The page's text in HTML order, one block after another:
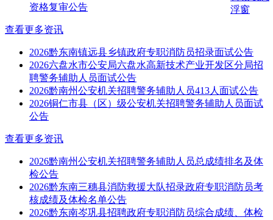
资格复审公告
查看更多资讯
2026黔东南镇远县乡镇政府专职消防员招录面试公告
2026六盘水市公安局六盘水高新技术产业开发区分局招
聘警务辅助人员面试公告
2026黔南州公安机关招聘警务辅助人员413人面试公告
2026铜仁市县（区）级公安机关招聘警务辅助人员面试
公告
查看更多资讯
2026黔南州公安机关招聘警务辅助人员总成绩排名及体
检公告
2026黔东南三穗县消防救援大队招录政府专职消防员考
核成绩及体检名单公告
2026黔东南岑巩县招聘政府专职消防员综合成绩、体检